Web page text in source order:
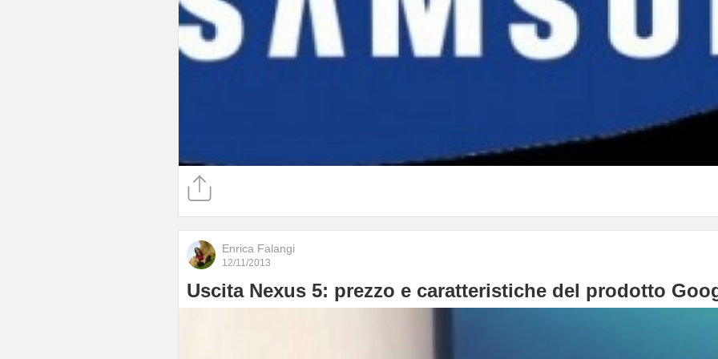
Enrica Falangi
12/11/2013
Uscita Nexus 5: prezzo e caratteristiche del prodotto